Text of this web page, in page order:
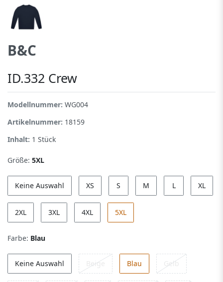
B&C
ID.332 Crew
Modellnummer: WG004
Artikelnummer: 18159
Inhalt: 1 Stück
Größe: 5XL
Keine Auswahl XS S M L XL
2XL 3XL 4XL 5XL
Farbe: Blau
Keine Auswahl Beige Blau Gelb